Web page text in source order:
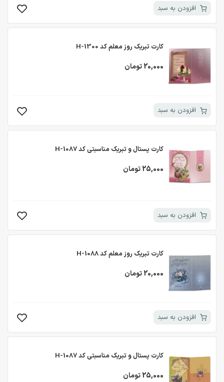
افزودن به سبد
کارت تبریک روز معلم کد H-1300
20,000 تومان
افزودن به سبد
کارت پستال و تبریک مناسبتی کد H-1087
25,000 تومان
افزودن به سبد
کارت تبریک روز معلم کد H-1088
20,000 تومان
افزودن به سبد
کارت پستال و تبریک مناسبتی کد H-1087
25,000 تومان